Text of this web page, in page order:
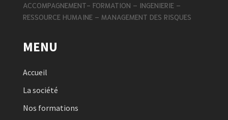
ACCOMPAGNEMENT- FORMATION – INGENIERIE –
RESSOURCE HUMAINE – MANAGEMENT DES RISQUES
MENU
Accueil
La société
Nos formations